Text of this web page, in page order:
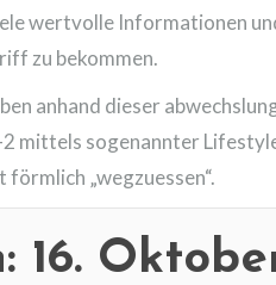
wertvolle Informationen
zu bekommen.
anhand dieser
2 mittels sogenannter
„wegzuessen“.
16.